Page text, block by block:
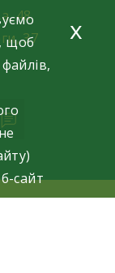
48
37
щоб
сайт
x